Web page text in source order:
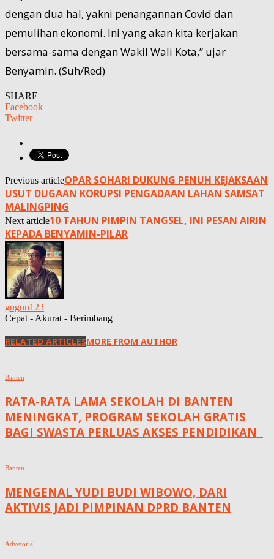
dengan dua hal, yakni penangannan Covid dan
pemulihan ekonomi. Ini yang akan kita kerjakan
bersama-sama dengan Wakil Wali Kota,” ujar
Benyamin. (Suh/Red)
SHARE
Facebook
Twitter
Previous articleOPAR SOHARI DUKUNG PENUH KEJAKSAAN
USUT DUGAAN KORUPSI PENGADAAN LAHAN SAMSAT
MALINGPING
Next article10 TAHUN PIMPIN TANGSEL, INI PESAN AIRIN
KEPADA BENYAMIN-PILAR
gugun123
Cepat - Akurat - Berimbang
RELATED ARTICLESMORE FROM AUTHOR
Banten
RATA-RATA LAMA SEKOLAH DI BANTEN
MENINGKAT, ‎PROGRAM SEKOLAH GRATIS
BAGI SWASTA PERLUAS AKSES PENDIDIKAN ‎ ‎
Banten
MENGENAL YUDI BUDI WIBOWO, DARI
AKTIVIS JADI PIMPINAN DPRD BANTEN
Advetorial